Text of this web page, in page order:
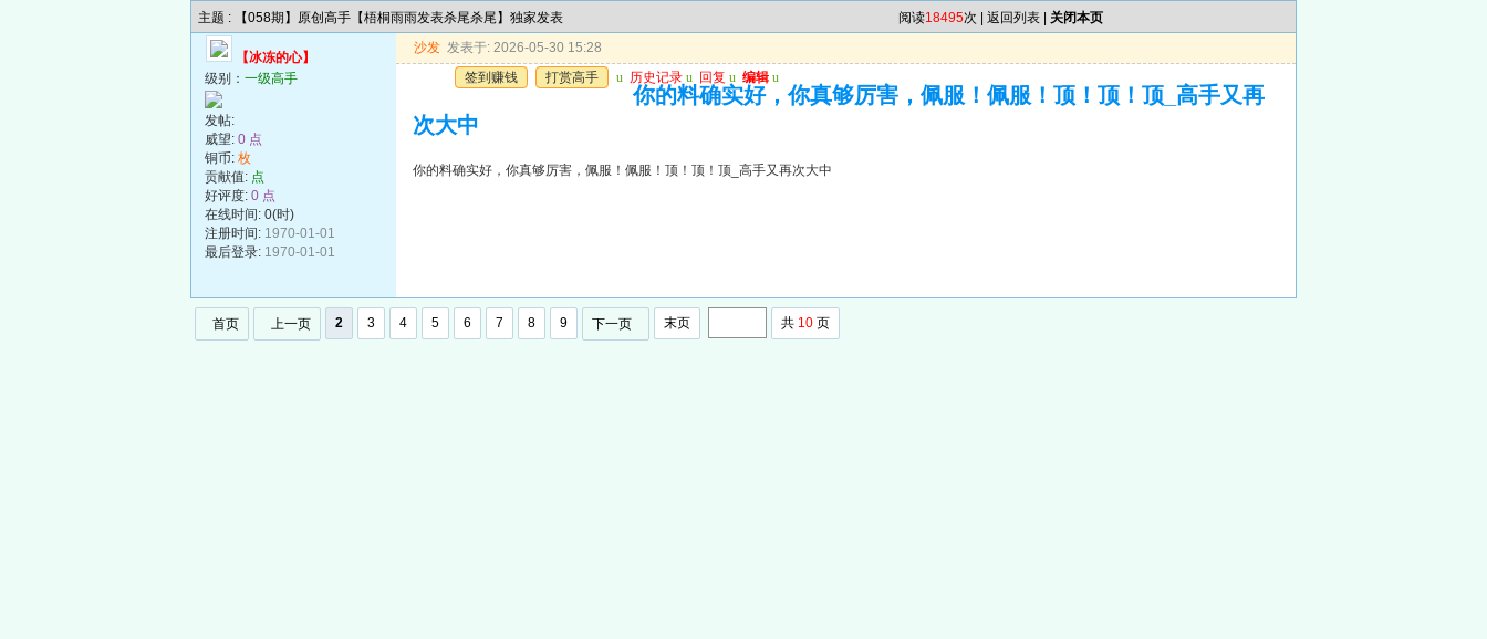
主题 : 【058期】原创高手【梧桐雨雨发表杀尾杀尾】独家发表 阅读18495次 | 返回列表 关闭本页
【冰冻的心】
级别： 一级高手
发帖:
威望: 0 点
铜币: 枚
贡献值: 点
好评度: 0 点
在线时间: 0(时)
注册时间: 1970-01-01
最后登录: 1970-01-01
沙发 发表于: 2026-05-30 15:28
签到赚钱
打赏高手 u 历史记录 u 回复 u 编辑 u
你的料确实好，你真够厉害，佩服！佩服！顶！顶！顶_高手又再
次大中
你的料确实好，你真够厉害，佩服！佩服！顶！顶！顶_高手又再次大中
首页 上一页 2 3 4 5 6 7 8 9 下一页 末页 共 10 页